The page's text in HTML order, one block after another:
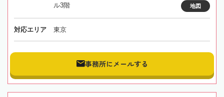
ル3階
地図
対応エリア 東京
事務所にメールする